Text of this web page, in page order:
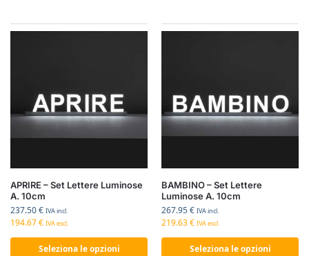
APRIRE – Set Lettere Luminose
A. 10cm
237.50€ IVA incl.
194.67€ IVA escl.
Seleziona le opzioni
BAMBINO – Set Lettere
Luminose A. 10cm
267.95€ IVA incl.
219.63€ IVA escl.
Seleziona le opzioni